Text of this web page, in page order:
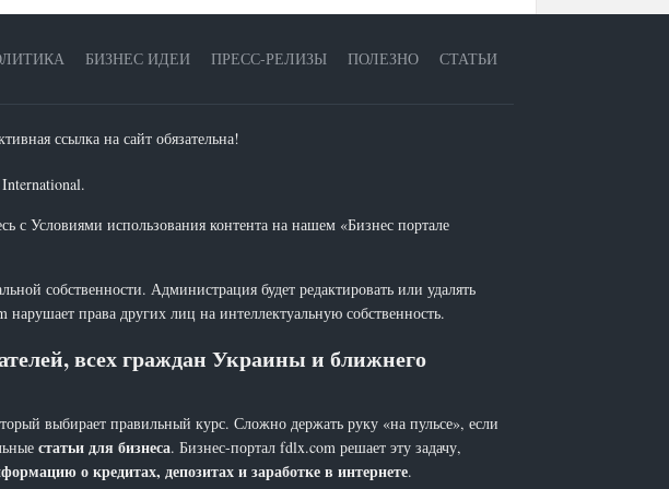
БИЗНЕС ИДЕИ ПРЕСС-РЕЛИЗЫ ПОЛЕЗНО СТАТЬИ
ссылка на сайт обязательна!
с Условиями использования контента на нашем «Бизнес портале
собственности. Администрация будет редактировать или удалять
права других лиц на интеллектуальную собственность.
всех граждан Украины и ближнего
выбирает правильный курс. Сложно держать руку «на пульсе», если
статьи для бизнеса. Бизнес-портал fdlx.com решает эту задачу,
о кредитах, депозитах и заработке в интернете.